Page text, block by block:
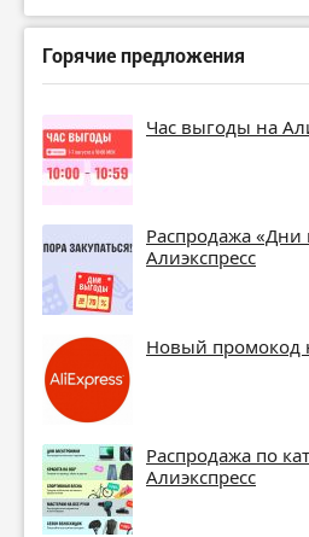
Горячие предложения
Час выгоды на
Распродажа
Алиэкспресс
Новый промокод
Распродажа по
Алиэкспресс